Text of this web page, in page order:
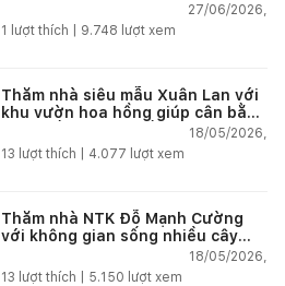
tại vùng biển đẹp nhất Nha Trang
27/06/2026,
1
lượt thích | 9.748 lượt xem
Thăm nhà siêu mẫu Xuân Lan với
khu vườn hoa hồng giúp cân bằng
18/05/2026,
13 lượt thích | 4.077 lượt xem
Thăm nhà NTK Đỗ Mạnh Cường
với không gian sống nhiều cây
xanh giúp tái tạo năng lượng giữa
phố thị
18/05/2026,
13 lượt thích | 5.150 lượt xem